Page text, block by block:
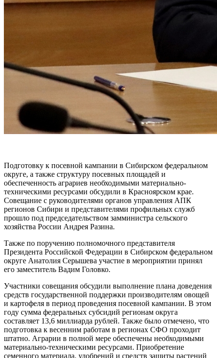
Подготовку к посевной кампании в Сибирском федеральном
округе, а также структуру посевных площадей и
обеспеченность аграриев необходимыми материально-
техническими ресурсами обсудили в Красноярском крае.
Совещание с руководителями органов управления АПК
регионов Сибири и представителями профильных служб
прошло под председательством замминистра сельского
хозяйства России Андрея Разина.
Также по поручению полномочного представителя
Президента Российской Федерации в Сибирском федеральном
округе Анатолия Серышева участие в мероприятии принял
его заместитель Вадим Головко.
Участники совещания обсудили выполнение плана доведения
средств государственной поддержки производителям овощей
и картофеля в период проведения посевной кампании. В этом
году сумма федеральных субсидий регионам округа
составляет 13,6 миллиарда рублей. Также было отмечено, что
подготовка к весенним работам в регионах СФО проходит
штатно. Аграрии в полной мере обеспечены необходимыми
материально-техническими ресурсами. Приобретение
семенного материала, удобрений и средств защиты растений